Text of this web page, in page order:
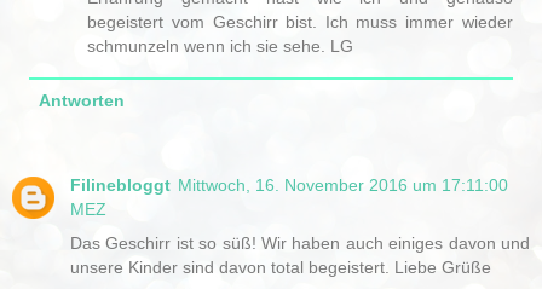
begeistert vom Geschirr bist. Ich muss immer wieder
schmunzeln wenn ich sie sehe. LG
Antworten
Filinebloggt Mittwoch, 16. November 2016 um 17:11:00
MEZ
Das Geschirr ist so süß! Wir haben auch einiges davon und
unsere Kinder sind davon total begeistert. Liebe Grüße